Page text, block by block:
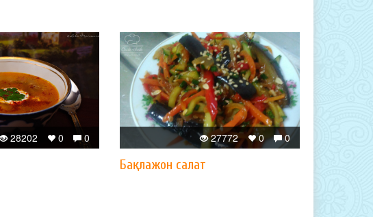
0
0
28202 0
0
27772
Бақлажон салат